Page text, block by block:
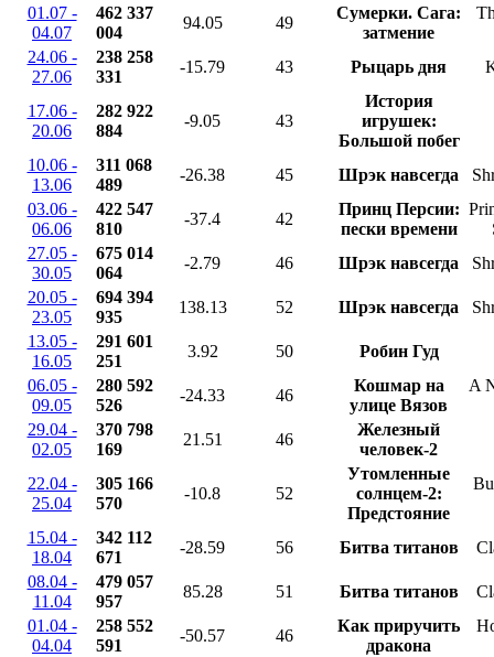
01.07 -
04.07
462 337
004
94.05 49
Сумерки. Сага:
затмение
24.06 -
27.06
238 258
331
-15.79 43 Рыцарь дня
17.06 -
20.06
282 922
884
-9.05 43
История
игрушек:
Большой побег
10.06 -
13.06
311 068
489
-26.38 45 Шрэк навсегда
03.06 -
06.06
422 547
810
-37.4 42
Принц Персии:
пески времени
27.05 -
30.05
675 014
064
-2.79 46 Шрэк навсегда
20.05 -
23.05
694 394
935
138.13 52 Шрэк навсегда
13.05 -
16.05
291 601
251
3.92 50
Робин Гуд
06.05 -
09.05
280 592
526
-24.33 46
Кошмар на
улице Вязов
A
29.04 -
02.05
370 798
169
21.51 46
Железный
человек-2
22.04 -
25.04
305 166
570
-10.8 52
Утомленные
солнцем-2:
Предстояние
15.04 -
18.04
342 112
671
-28.59 56 Битва титанов
08.04 -
11.04
479 057
957
85.28 51 Битва титанов
01.04 -
04.04
258 552
591
-50.57 46
Как приручить
дракона